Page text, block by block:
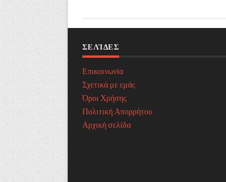
ΣΕΛΊΔΕΣ
Επικοινωνία
Σχετικά με εμάς
Όροι Χρήσης
Πολιτική Απορρήτου
Αρχική σελίδα